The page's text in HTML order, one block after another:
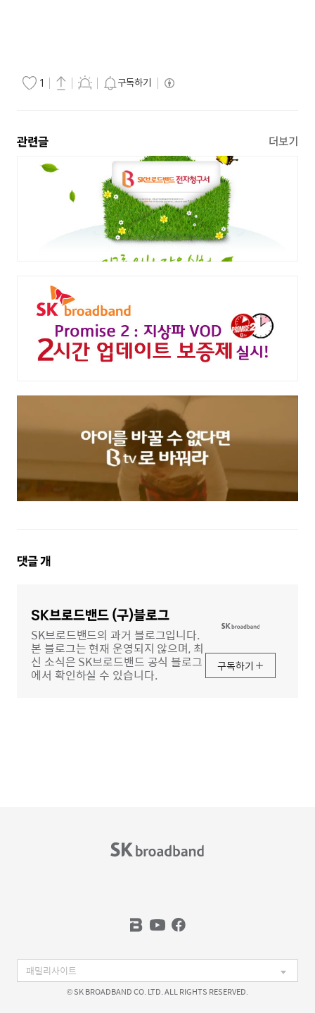
1 구독하기
관련글 더보기
댓
댓글개
SK브로드밴드 (구)블로그
SK브로드밴드의 과거 블로그입니다.
본 블로그는 현재 운영되지 않으며, 최
신 소식은 SK브로드밴드 공식 블로그
에서 확인하실 수 있습니다.
구독하기
© SK BROADBAND CO. LTD. ALL RIGHTS RESERVED.